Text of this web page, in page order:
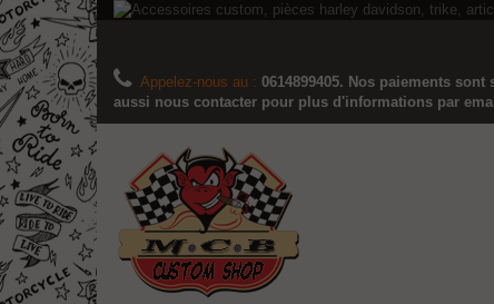
Appelez-nous au : 0614899405. Nos paiements
aussi nous contacter pour plus d'informations par